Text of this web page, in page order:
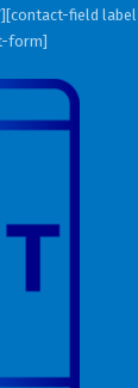
field
form]